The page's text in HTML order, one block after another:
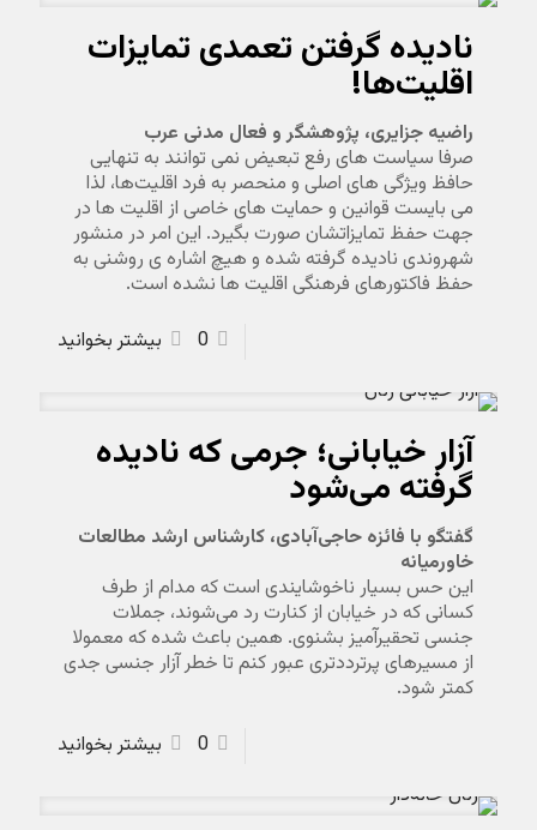
نادیده گرفتن تعمدی تمایزات
اقلیت‌ها!
راضیه جزایری، پژوهشگر و فعال مدنی عرب
صرفا سیاست های رفع تبعیض نمی توانند به تنهایی
حافظ ویژگی های اصلی و منحصر به فرد اقلیت‌ها، لذا
می بایست قوانین و حمایت های خاصی از اقلیت ها در
جهت حفظ تمایزاتشان صورت بگیرد. این امر در منشور
شهروندی نادیده گرفته شده و هیچ اشاره ی روشنی به
حفظ فاکتورهای فرهنگی اقلیت ها نشده است.
0
بیشتر بخوانید
آزار خیابانی؛ جرمی که نادیده
گرفته می‌شود
گفتگو با فائزه حاجی‌آبادی، کارشناس ارشد مطالعات
خاورمیانه
این حس بسیار ناخوشایندی است که مدام از طرف
کسانی که در خیابان از کنارت رد می‌شوند، جملات
جنسی تحقیرآمیز بشنوی. همین باعث شده که معمولا
از مسیرهای پرترددتری عبور کنم تا خطر آزار جنسی جدی
کمتر شود.
0
بیشتر بخوانید